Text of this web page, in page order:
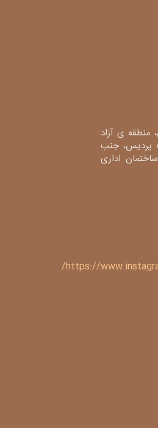
منطقه ی آزاد
پردیس، جنب
اداری
https://